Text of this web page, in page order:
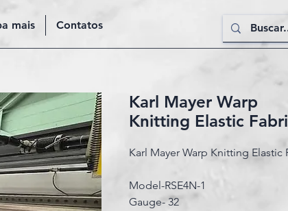
mais Contatos
Karl Mayer Warp
Knitting Elastic
Karl Mayer Warp Knitting Elastic
Model-RSE4N-1
Gauge- 32